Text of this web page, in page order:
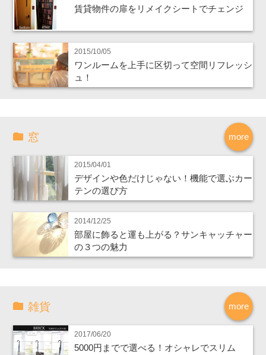
賃貸物件の扉をリメイクシートでチェンジ
2015/10/05
ワンルームを上手に区切って空間リフレッシ
ュ！
more
窓
2015/04/01
デザインや色だけじゃない！機能で選ぶカー
テンの選び方
2014/12/25
部屋に飾ると運も上がる？サンキャッチャー
の３つの魅力
more
雑貨
2017/06/20
5000円までで選べる！オシャレでスリム